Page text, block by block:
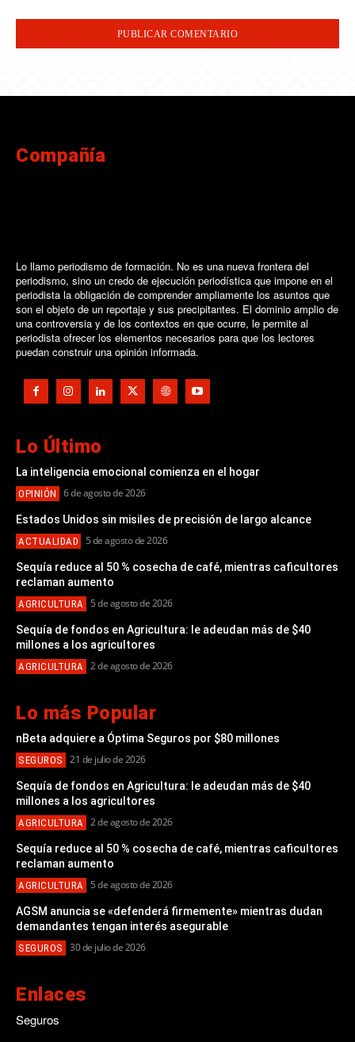
Compañía
Lo llamo periodismo de formación. No es una nueva frontera del
periodismo, sino un credo de ejecución periodística que impone en el
periodista la obligación de comprender ampliamente los asuntos que
son el objeto de un reportaje y sus precipitantes. El dominio amplio de
una controversia y de los contextos en que ocurre, le permite al
periodista ofrecer los elementos necesarios para que los lectores
puedan construir una opinión informada.
Lo Último
La inteligencia emocional comienza en el hogar
OPINIÓN 6 de agosto de 2026
Estados Unidos sin misiles de precisión de largo alcance
ACTUALIDAD 5 de agosto de 2026
Sequía reduce al 50 % cosecha de café, mientras caficultores
reclaman aumento
AGRICULTURA 5 de agosto de 2026
Sequía de fondos en Agricultura: le adeudan más de $40
millones a los agricultores
AGRICULTURA 2 de agosto de 2026
Lo más Popular
nBeta adquiere a Óptima Seguros por $80 millones
SEGUROS 21 de julio de 2026
Sequía de fondos en Agricultura: le adeudan más de $40
millones a los agricultores
AGRICULTURA 2 de agosto de 2026
Sequía reduce al 50 % cosecha de café, mientras caficultores
reclaman aumento
AGRICULTURA 5 de agosto de 2026
AGSM anuncia se «defenderá firmemente» mientras dudan
demandantes tengan interés asegurable
SEGUROS 30 de julio de 2026
Enlaces
Seguros